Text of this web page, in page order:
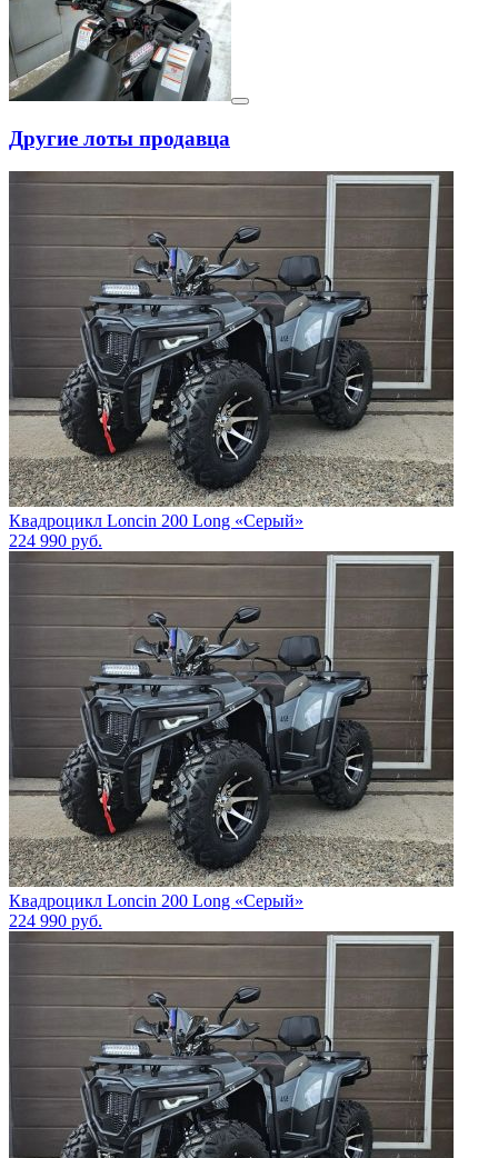
Другие лоты продавца
Квадроцикл Loncin 200 Long «Серый»
224 990 руб.
Квадроцикл Loncin 200 Long «Серый»
224 990 руб.